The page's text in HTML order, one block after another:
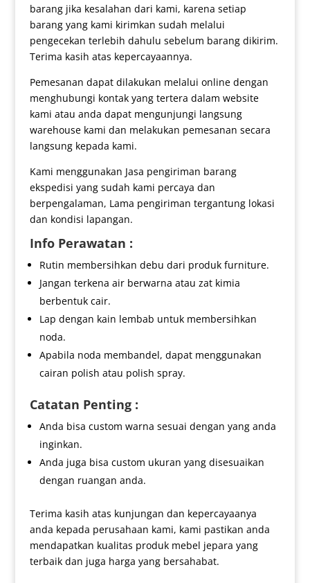
barang jika kesalahan dari kami, karena setiap
barang yang kami kirimkan sudah melalui
pengecekan terlebih dahulu sebelum barang dikirim.
Terima kasih atas kepercayaannya.
Pemesanan dapat dilakukan melalui online dengan
menghubungi kontak yang tertera dalam website
kami atau anda dapat mengunjungi langsung
warehouse kami dan melakukan pemesanan secara
langsung kepada kami.
Kami menggunakan Jasa pengiriman barang
ekspedisi yang sudah kami percaya dan
berpengalaman, Lama pengiriman tergantung lokasi
dan kondisi lapangan.
Info Perawatan :
Rutin membersihkan debu dari produk furniture.
Jangan terkena air berwarna atau zat kimia
berbentuk cair.
Lap dengan kain lembab untuk membersihkan
noda.
Apabila noda membandel, dapat menggunakan
cairan polish atau polish spray.
Catatan Penting :
Anda bisa custom warna sesuai dengan yang anda
inginkan.
Anda juga bisa custom ukuran yang disesuaikan
dengan ruangan anda.
Terima kasih atas kunjungan dan kepercayaanya
anda kepada perusahaan kami, kami pastikan anda
mendapatkan kualitas produk mebel jepara yang
terbaik dan juga harga yang bersahabat.